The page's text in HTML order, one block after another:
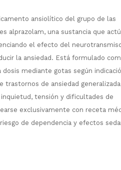
ansiolítico del grupo de las
alprazolam, una sustancia que
el efecto del
la ansiedad. Está formulado
mediante gotas según
de ansiedad
tensión y dificultades de
exclusivamente con receta
de dependencia y efectos